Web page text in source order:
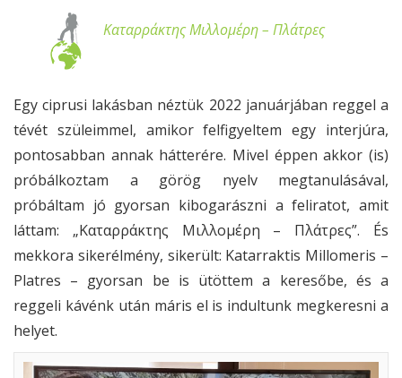
Καταρράκτης Μιλλομέρη – Πλάτρες
Egy ciprusi lakásban néztük 2022 januárjában reggel a
tévét szüleimmel, amikor felfigyeltem egy interjúra,
pontosabban annak hátterére. Mivel éppen akkor (is)
próbálkoztam a görög nyelv megtanulásával,
próbáltam jó gyorsan kibogarászni a feliratot, amit
láttam: „Καταρράκτης Μιλλομέρη – Πλάτρες”. És
mekkora sikerélmény, sikerült: Katarraktis Millomeris –
Platres – gyorsan be is ütöttem a keresőbe, és a
reggeli kávénk után máris el is indultunk megkeresni a
helyet.